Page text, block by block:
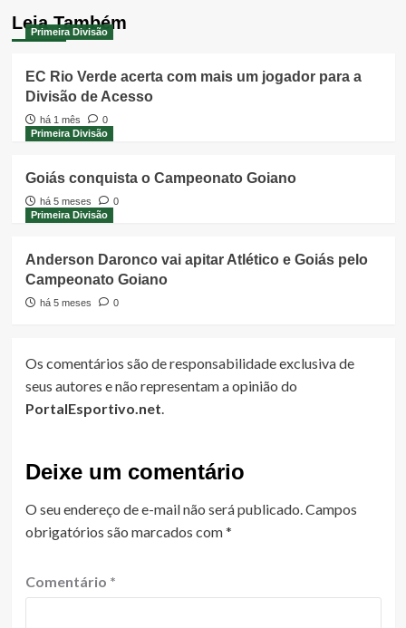
Leia Também
Primeira Divisão
EC Rio Verde acerta com mais um jogador para a
Divisão de Acesso
há 1 mês
0
Primeira Divisão
Goiás conquista o Campeonato Goiano
há 5 meses
0
Primeira Divisão
Anderson Daronco vai apitar Atlético e Goiás pelo
Campeonato Goiano
há 5 meses 0
Os comentários são de responsabilidade exclusiva de
seus autores e não representam a opinião do
PortalEsportivo.net.
Deixe um comentário
O seu endereço de e-mail não será publicado.Campos
obrigatórios são marcados com*
Comentário *